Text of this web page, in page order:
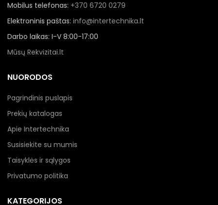
Mobilus telefonas: +370 6720 0279
Elektroninis paštas: info@intertechnika.lt
Darbo laikas: I-V 8:00-17:00
Mūsų Rekvizitai.lt
NUORODOS
Pagrindinis puslapis
Prekių katalogas
Apie Intertechnika
Susisiekite su mumis
Taisyklės ir sąlygos
Privatumo politika
KATEGORIJOS